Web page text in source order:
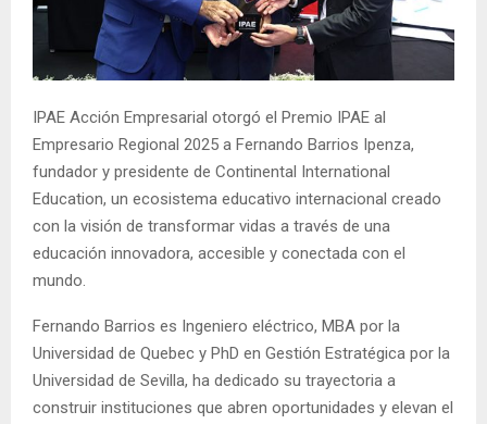
IPAE Acción Empresarial otorgó el Premio IPAE al
Empresario Regional 2025 a Fernando Barrios Ipenza,
fundador y presidente de Continental International
Education, un ecosistema educativo internacional creado
con la visión de transformar vidas a través de una
educación innovadora, accesible y conectada con el
mundo.
Fernando Barrios es Ingeniero eléctrico, MBA por la
Universidad de Quebec y PhD en Gestión Estratégica por la
Universidad de Sevilla, ha dedicado su trayectoria a
construir instituciones que abren oportunidades y elevan el